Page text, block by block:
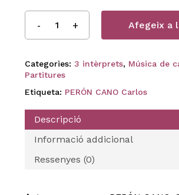
Afegeix a
Categories: 3 intèrprets, Música de
Partitures
Etiqueta: PERÓN CANO Carlos
Descripció
Informació addicional
Ressenyes (0)